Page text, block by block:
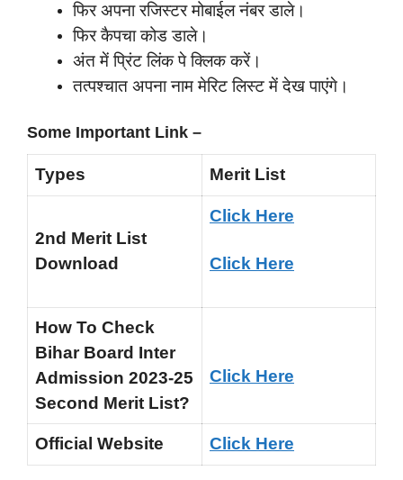
फिर अपना रजिस्टर मोबाईल नंबर डाले।
फिर कैपचा कोड डाले।
अंत में प्रिंट लिंक पे क्लिक करें।
तत्पश्चात अपना नाम मेरिट लिस्ट में देख पाएंगे।
Some Important Link –
Types Merit List
2nd Merit List
Download
Click Here
Click Here
How To Check
Bihar Board Inter
Admission 2023-25
Second Merit List?
Click Here
Official Website Click Here